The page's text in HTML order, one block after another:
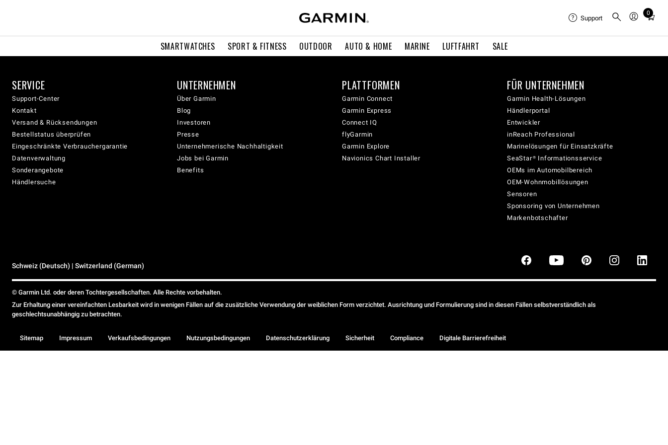
SMARTWATCHES SPORT & FITNESS OUTDOOR AUTO & HOME MARINE LUFTFAHRT SALE
Support
0
Total
cart:
SERVICE
Support-Center
Kontakt
Versand & Rücksendungen
Bestellstatus überprüfen
Eingeschränkte Verbrauchergarantie
Datenverwaltung
Sonderangebote
Händlersuche
UNTERNEHMEN
Über Garmin
Blog
Investoren
Presse
Unternehmerische Nachhaltigkeit
Jobs bei Garmin
Benefits
PLATTFORMEN
Garmin Connect
Garmin Express
Connect IQ
flyGarmin
Garmin Explore
Navionics Chart Installer
FÜR UNTERNEHMEN
Garmin Health-Lösungen
Händlerportal
Entwickler
inReach Professional
Marinelösungen für Einsatzkräfte
SeaStar® Informationsservice
OEMs im Automobilbereich
OEM-Wohnmobillösungen
Sensoren
Sponsoring von Unternehmen
Markenbotschafter
Schweiz (Deutsch) | Switzerland (German)
© Garmin Ltd. oder deren Tochtergesellschaften. Alle Rechte vorbehalten.
Zur Erhaltung einer vereinfachten Lesbarkeit wird in wenigen Fällen auf die zusätzliche Verwendung der weiblichen Form verzichtet. Ausrichtung und Formulierung sind in diesen Fällen selbstverständlich als
geschlechtsunabhängig zu betrachten.
Sitemap Impressum Verkaufsbedingungen Nutzungsbedingungen Datenschutzerklärung Sicherheit Compliance Digitale Barrierefreiheit